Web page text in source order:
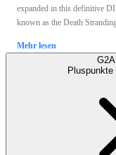
expanded in this definitive
known as the Death
Mehr lesen